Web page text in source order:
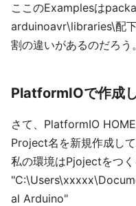
ここのExamplesは
arduinoavr\libraries\配
割の違いがあるのだろう
PlatformIOで作成
さて、PlatformIO
Project名を新規作成して
私の環境はPjojectをつく
al Arduino"